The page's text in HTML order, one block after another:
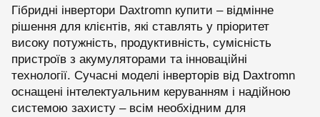
Гібридні інвертори Daxtromn купити – відмінне
рішення для клієнтів, які ставлять у пріоритет
високу потужність, продуктивність, сумісність
пристроїв з акумуляторами та інноваційні
технології. Сучасні моделі інверторів від Daxtromn
оснащені інтелектуальним керуванням і надійною
системою захисту – всім необхідним для